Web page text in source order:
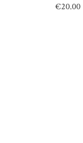
€20.00